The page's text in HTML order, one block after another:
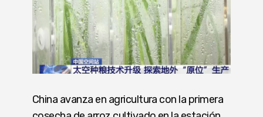
China avanza en agricultura con la primera